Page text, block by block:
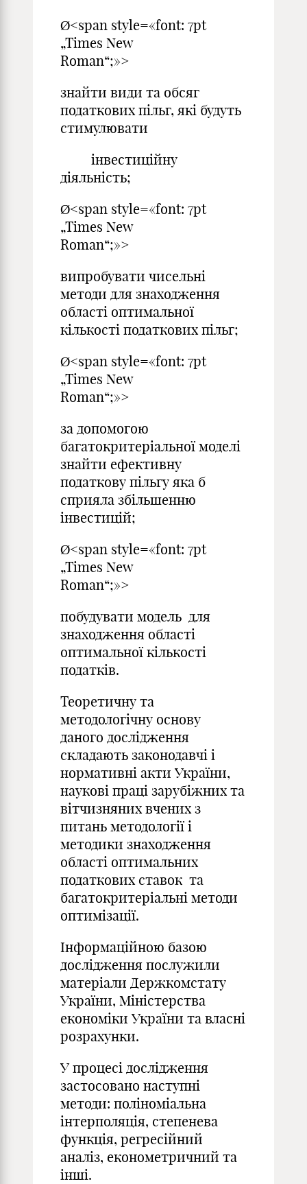
Ø<span style=«font: 7pt
„Times New
Roman“;»>
знайти види та обсяг
податкових пільг, які будуть
стимулювати
інвестиційну
діяльність;
Ø<span style=«font: 7pt
„Times New
Roman“;»>
випробувати чисельні
методи для знаходження
області оптимальної
кількості податкових пільг;
Ø<span style=«font: 7pt
„Times New
Roman“;»>
за допомогою
багатокритеріальної моделі
знайти ефективну
податкову пільгу яка б
сприяла збільшенню
інвестицій;
Ø<span style=«font: 7pt
„Times New
Roman“;»>
побудувати модель для
знаходження області
оптимальної кількості
податків.
Теоретичну та
методологічну основу
даного дослідження
складають законодавчі і
нормативні акти України,
наукові праці зарубіжних та
вітчизняних вчених з
питань методології і
методики знаходження
області оптимальних
податкових ставок та
багатокритеріальні методи
оптимізації.
Інформаційною базою
дослідження послужили
матеріали Держкомстату
України, Міністерства
економіки України та власні
розрахунки.
У процесі дослідження
застосовано наступні
методи: поліноміальна
інтерполяція, степенева
функція, регресійний
аналіз, економетричний та
інші.